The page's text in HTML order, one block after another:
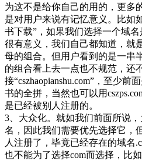
为这不是给你自己的用的，更多
是对用户来说有记忆意义。比如
书下载”，如果我们选择一个域名
很有意义，我们自己都知道，就
母的组合。但用户看到的是一串
的组合看上去一点也不规范，还
接“cszhaopianshu.com”，至少前
书的全拼，当然也可以用
是已经被别人注册的。
3、大众化。就如我们前面所说
名，因此我们需要优先选择它，
人注册了，毕竟已经存在的域名
也不能为了选择com而选择，比